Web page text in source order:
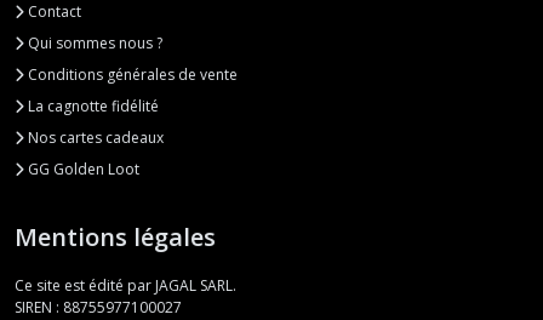
Contact
Qui sommes nous ?
Conditions générales de vente
La cagnotte fidélité
Nos cartes cadeaux
GG Golden Loot
Mentions légales
Ce site est édité par JAGAL SARL.
SIREN : 88755977100027